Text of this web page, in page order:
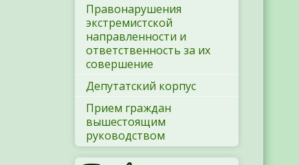
Правонарушения
экстремистской
направленности и
ответственность за их
совершение
Депутатский корпус
Прием граждан
вышестоящим
руководством